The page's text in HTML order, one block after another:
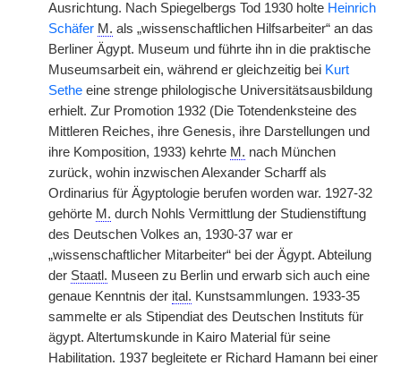
Ausrichtung. Nach Spiegelbergs Tod 1930 holte Heinrich
Schäfer M. als „wissenschaftlichen Hilfsarbeiter“ an das
Berliner Ägypt. Museum und führte ihn in die praktische
Museumsarbeit ein, während er gleichzeitig bei Kurt
Sethe eine strenge philologische Universitätsausbildung
erhielt. Zur Promotion 1932 (Die Totendenksteine des
Mittleren Reiches, ihre Genesis, ihre Darstellungen und
ihre Komposition, 1933) kehrte M. nach München
zurück, wohin inzwischen Alexander Scharff als
Ordinarius für Ägyptologie berufen worden war. 1927-32
gehörte M. durch Nohls Vermittlung der Studienstiftung
des Deutschen Volkes an, 1930-37 war er
„wissenschaftlicher Mitarbeiter“ bei der Ägypt. Abteilung
der Staatl. Museen zu Berlin und erwarb sich auch eine
genaue Kenntnis der ital. Kunstsammlungen. 1933-35
sammelte er als Stipendiat des Deutschen Instituts für
ägypt. Altertumskunde in Kairo Material für seine
Habilitation. 1937 begleitete er Richard Hamann bei einer